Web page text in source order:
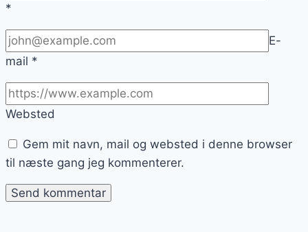
*
E-
mail *
Websted
Gem mit navn, mail og websted i denne browser
til næste gang jeg kommenterer.